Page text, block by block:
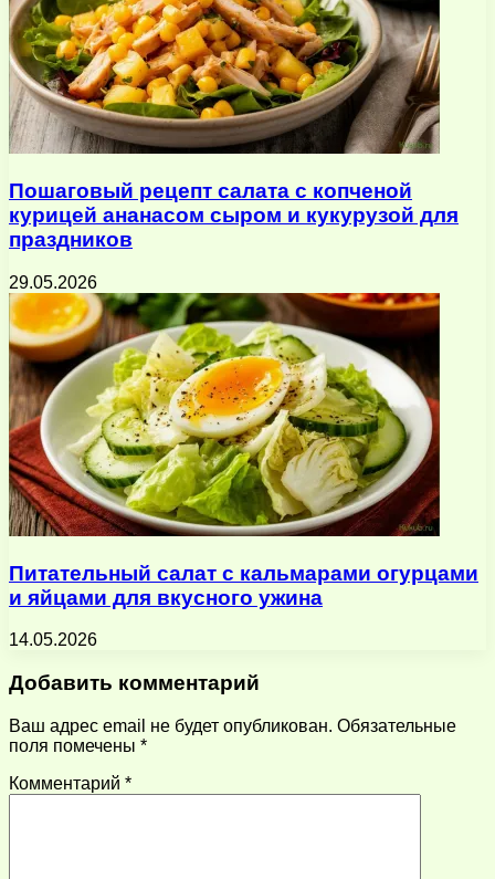
Пошаговый рецепт салата с копченой
курицей ананасом сыром и кукурузой для
праздников
29.05.2026
Питательный салат с кальмарами огурцами
и яйцами для вкусного ужина
14.05.2026
Добавить комментарий
Ваш адрес email не будет опубликован. Обязательные
поля помечены *
Комментарий *